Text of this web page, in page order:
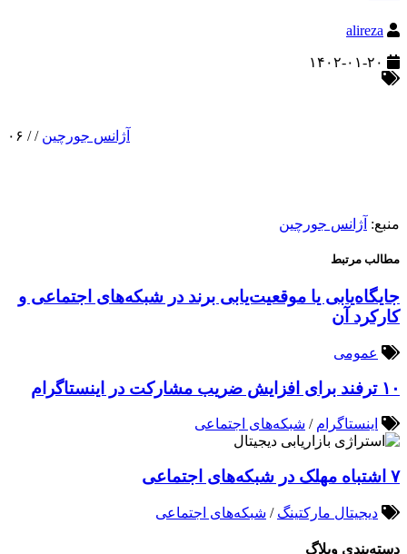
alireza
آژانس جورچین /
/ ۰۶
منبع: آژانس جورچین
مطالب مرتبط
جایگاه‌یابی یا موقعیت‌یابی برند در شبکه‌های اجتماعی و
کارکرد آن
عمومی
۱۰ ترفند برای افزایش ضریب مشارکت در اینستاگرام
اینستاگرام / شبکه‌های اجتماعی
۷ اشتباه مهلک در شبکه‌های اجتماعی
دیجیتال مارکتینگ / شبکه‌های اجتماعی
دسته‌بندی وبلاگ